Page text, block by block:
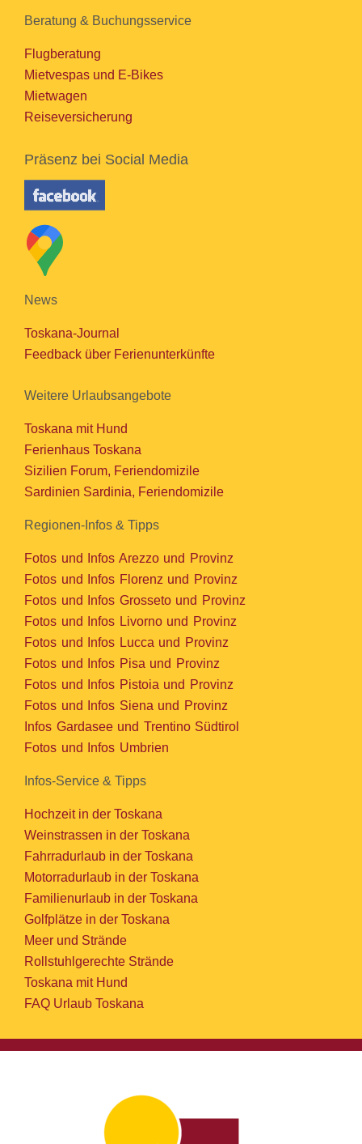
Beratung & Buchungsservice
Flugberatung
Mietvespas und E-Bikes
Mietwagen
Reiseversicherung
Präsenz bei Social Media
News
Toskana-Journal
Feedback über Ferienunterkünfte
Weitere Urlaubsangebote
Toskana mit Hund
Ferienhaus Toskana
Sizilien Forum, Feriendomizile
Sardinien Sardinia, Feriendomizile
Regionen-Infos & Tipps
Fotos und Infos Arezzo und Provinz
Fotos und Infos Florenz und Provinz
Fotos und Infos Grosseto und Provinz
Fotos und Infos Livorno und Provinz
Fotos und Infos Lucca und Provinz
Fotos und Infos Pisa und Provinz
Fotos und Infos Pistoia und Provinz
Fotos und Infos Siena und Provinz
Infos Gardasee und Trentino Südtirol
Fotos und Infos Umbrien
Infos-Service & Tipps
Hochzeit in der Toskana
Weinstrassen in der Toskana
Fahrradurlaub in der Toskana
Motorradurlaub in der Toskana
Familienurlaub in der Toskana
Golfplätze in der Toskana
Meer und Strände
Rollstuhlgerechte Strände
Toskana mit Hund
FAQ Urlaub Toskana